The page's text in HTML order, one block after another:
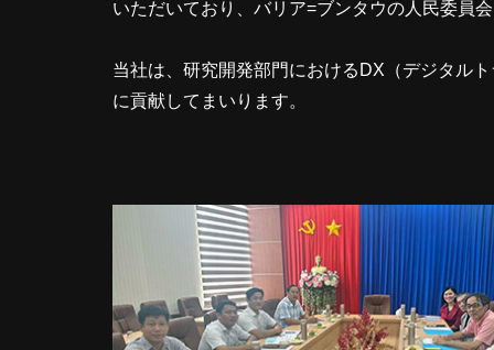
いただいており、バリア=ブンタウの人民委員
当社は、研究開発部門におけるDX（デジタル
に貢献してまいります。